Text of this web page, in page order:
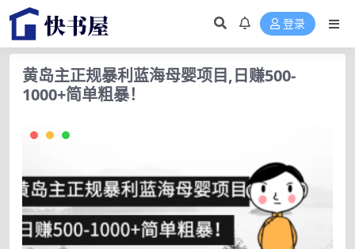
登录
黄岛主正规暴利蓝海母婴项目,日赚500-
1000+简单粗暴！